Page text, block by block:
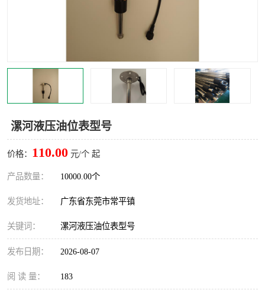
漯河液压油位表型号
价格： 110.00 元/个 起
产品数量： 10000.00个
发货地址： 广东省东莞市常平镇
关键词： 漯河液压油位表型号
发布日期： 2026-08-07
阅 读 量： 183